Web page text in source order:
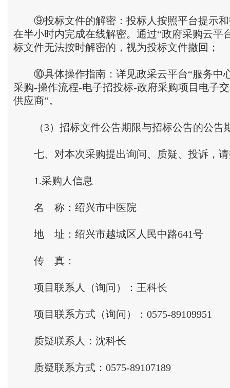
⑨投标文件的解密：投标人按照平台提示和
在半小时内完成在线解密。通过“政府采购云平
标文件无法按时解密的，视为投标文件撤回；
⑩具体操作指南：详见政采云平台“服务中
采购-操作流程-电子招投标-政府采购项目电子
供应商”。
（3）招标文件公告期限与招标公告的公告
七、对本次采购提出询问、质疑、投诉，请
1.采购人信息
名 称：绍兴市中 医院
地 址：绍兴市越城区人民中路641号
传 真：
项目联系人（询问）：王科长
项目联系方式（询问）：0575-89109951
质疑联系人：沈科长
质疑联系方式：0575-89107189